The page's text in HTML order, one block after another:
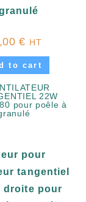
€ HT
to cart
pour
tangentiel
droite pour